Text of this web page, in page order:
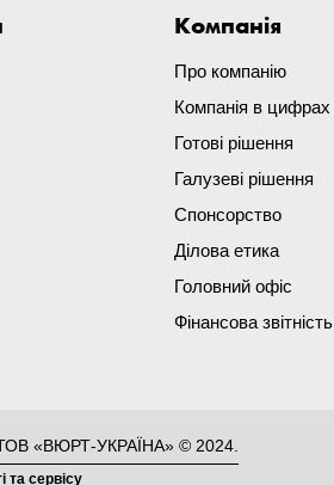
Компанія
Про компанію
Компанія в цифрах
Готові рішення
Галузеві рішення
Спонсорство
Ділова етика
Головний офіс
Фінансова звітність
«ВЮРТ-УКРАЇНА» © 2024.
та сервісу